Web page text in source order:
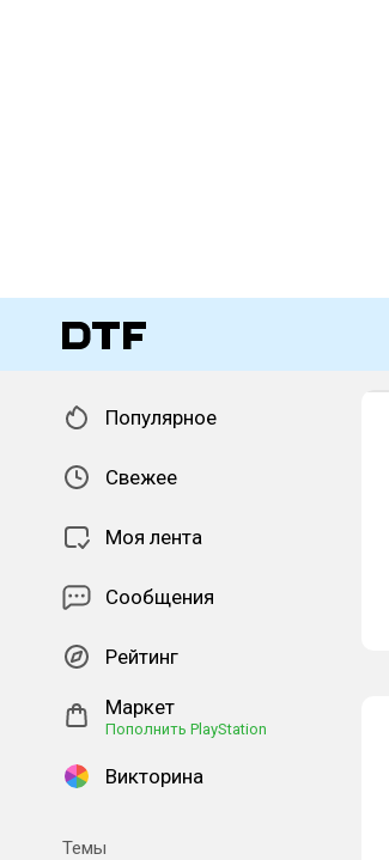
Популярное
Свежее
Моя лента
Сообщения
Рейтинг
Маркет
Пополнить PlayStation
Викторина
Темы